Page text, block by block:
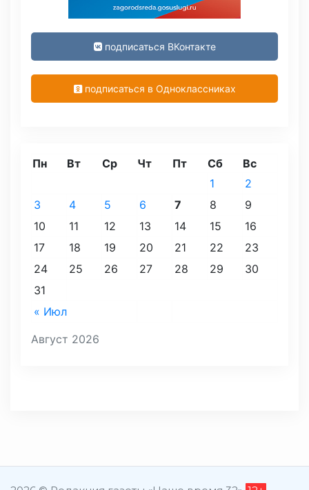
подписаться ВКонтакте
подписаться в Одноклассниках
Август 2026
Пн Вт Ср Чт Пт Сб Вс
« Июл
1
2
3
4 5 6 7 8
9
10
11 12 13 14 15
16
17
18 19 20 21 22
23
24
25 26 27 28 29
30
31